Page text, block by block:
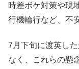
時差ボケ対策や現
行機輪行など、不
7月下旬に渡英し
なく、これらの懸